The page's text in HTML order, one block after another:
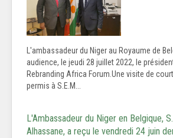
L'ambassadeur du Niger au Royaume de
audience, le jeudi 28 juillet 2022, le
Rebranding Africa Forum.Une visite de
permis à S.E.M...
L'Ambassadeur du Niger en Belgique,
Alhassane, a reçu le vendredi 24 juin